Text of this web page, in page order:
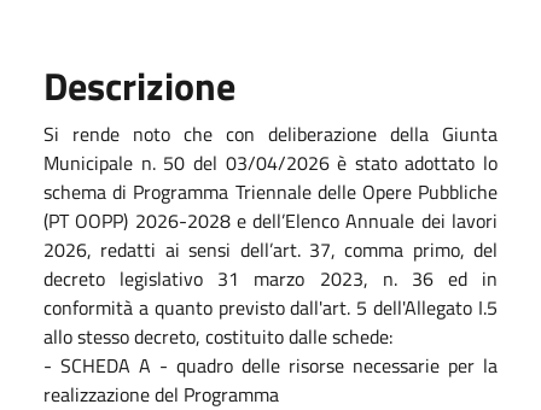
Descrizione
Si rende noto che con deliberazione della Giunta
Municipale n. 50 del 03/04/2026 è stato adottato lo
schema di Programma Triennale delle Opere Pubbliche
(PT OOPP) 2026-2028 e dell’Elenco Annuale dei lavori
2026, redatti ai sensi dell’art. 37, comma primo, del
decreto legislativo 31 marzo 2023, n. 36 ed in
conformità a quanto previsto dall'art. 5 dell'Allegato I.5
allo stesso decreto, costituito dalle schede:
- SCHEDA A - quadro delle risorse necessarie per la
realizzazione del Programma